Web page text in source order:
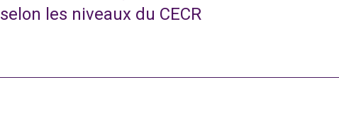
selon les niveaux du CECR